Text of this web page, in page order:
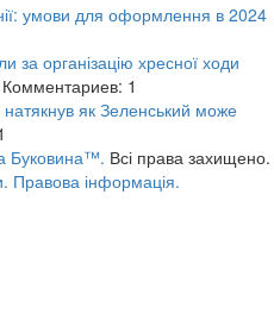
умови для оформлення в 2024
за організацію хресної ходи
1
як Зеленський може
Буковина™. Всі права захищено.
Правова інформація.